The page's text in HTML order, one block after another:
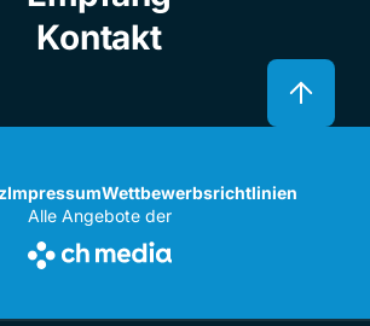
Kontakt
ImpressumWettbewerbsrichtlinien
Alle Angebote der